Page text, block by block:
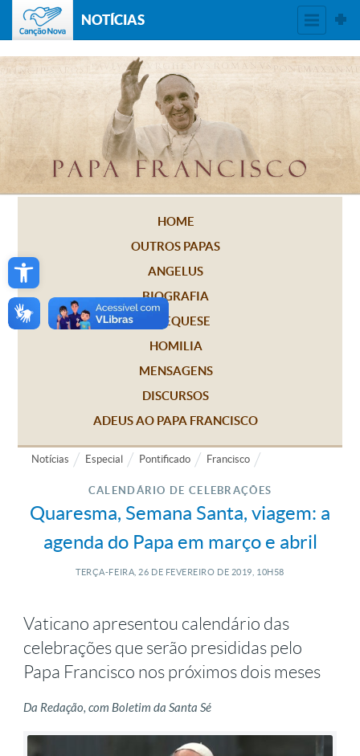
Open toolbar
NOTÍCIAS
HOME
OUTROS PAPAS
ANGELUS
BIOGRAFIA
CATEQUESE
HOMILIA
MENSAGENS
DISCURSOS
ADEUS AO PAPA FRANCISCO
Notícias Especial Pontificado Francisco
CALENDÁRIO DE CELEBRAÇÕES
Quaresma, Semana Santa, viagem: a
agenda do Papa em março e abril
TERÇA-FEIRA, 26 DE FEVEREIRO DE 2019, 10H58
Vaticano apresentou calendário das
celebrações que serão presididas pelo
Papa Francisco nos próximos dois meses
Da Redação, com Boletim da Santa Sé